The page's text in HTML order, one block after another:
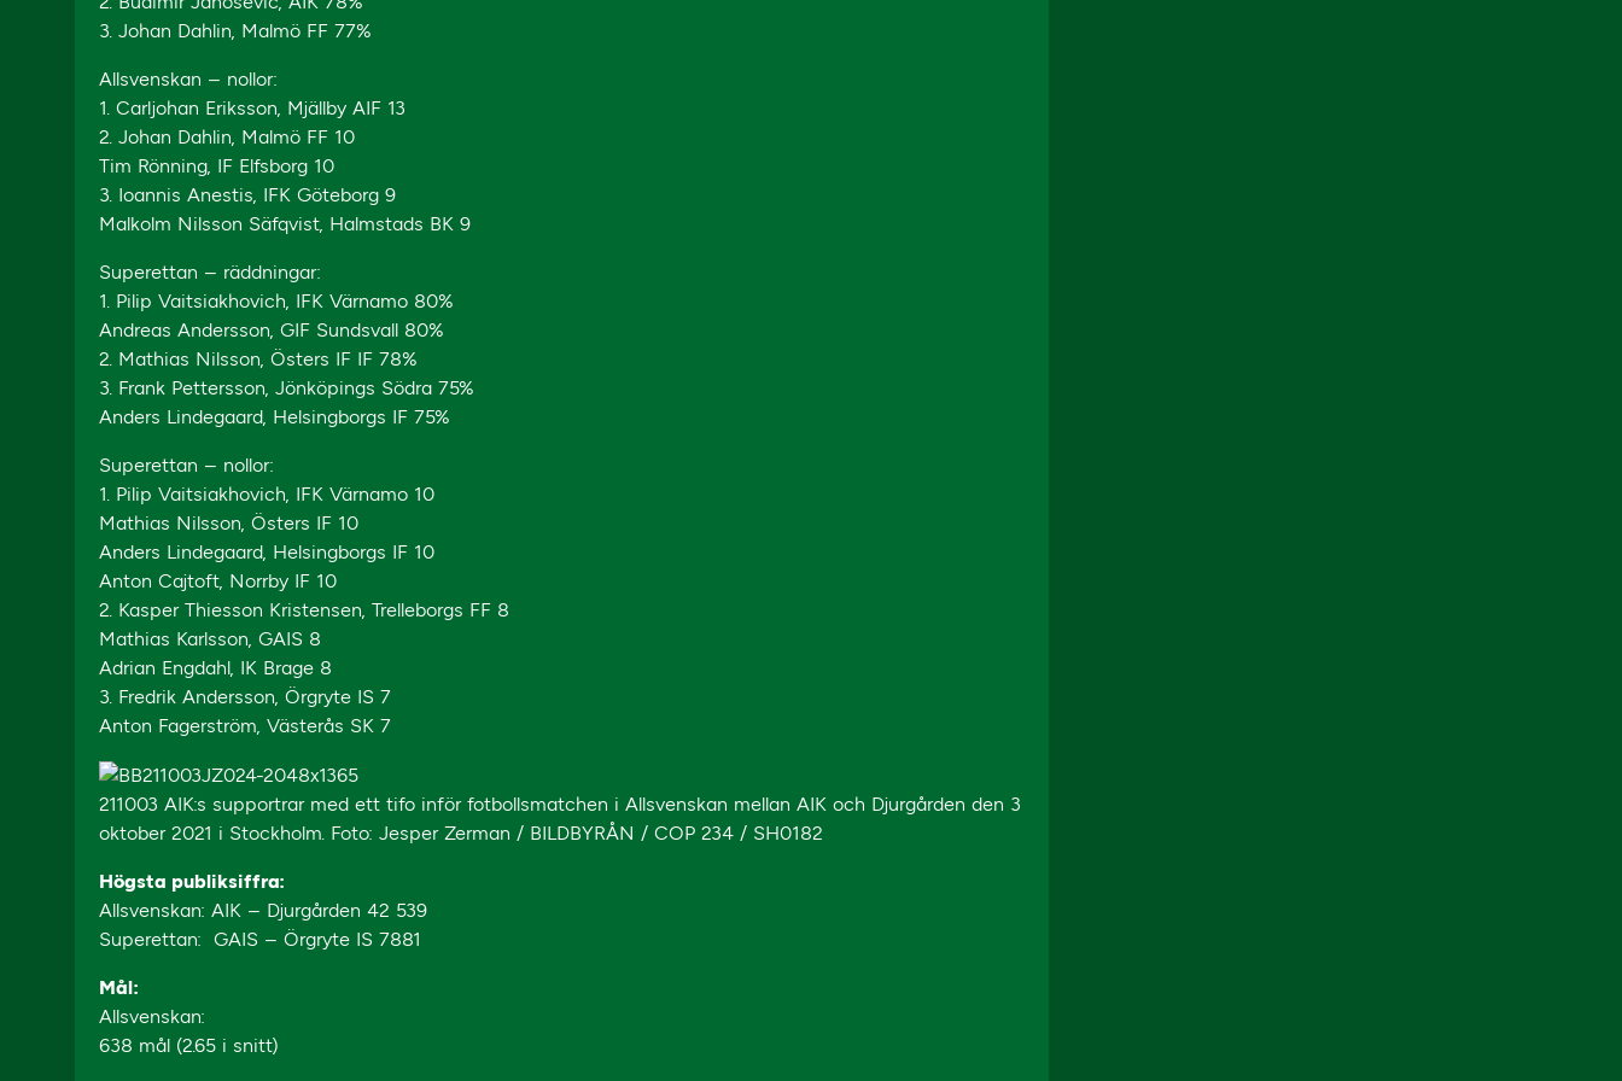
3. Johan Dahlin, Malmö FF 77%
Allsvenskan – nollor:
1. Carljohan Eriksson, Mjällby AIF 13
2. Johan Dahlin, Malmö FF 10
Tim Rönning, IF Elfsborg 10
3. Ioannis Anestis, IFK Göteborg 9
Malkolm Nilsson Säfqvist, Halmstads BK 9
Superettan – räddningar:
1. Pilip Vaitsiakhovich, IFK Värnamo 80%
Andreas Andersson, GIF Sundsvall 80%
2. Mathias Nilsson, Östers IF IF 78%
3. Frank Pettersson, Jönköpings Södra 75%
Anders Lindegaard, Helsingborgs IF 75%
Superettan – nollor:
1. Pilip Vaitsiakhovich, IFK Värnamo 10
Mathias Nilsson, Östers IF 10
Anders Lindegaard, Helsingborgs IF 10
Anton Cajtoft, Norrby IF 10
2. Kasper Thiesson Kristensen, Trelleborgs FF 8
Mathias Karlsson, GAIS 8
Adrian Engdahl, IK Brage 8
3. Fredrik Andersson, Örgryte IS 7
Anton Fagerström, Västerås SK 7
211003 AIK:s supportrar med ett tifo inför fotbollsmatchen i Allsvenskan mellan AIK och Djurgården den 3
oktober 2021 i Stockholm. Foto: Jesper Zerman / BILDBYRÅN / COP 234 / SH0182
Högsta publiksiffra:
Allsvenskan: AIK – Djurgården 42 539
Superettan: GAIS – Örgryte IS 7881
Mål:
Allsvenskan:
638 mål (2.65 i snitt)